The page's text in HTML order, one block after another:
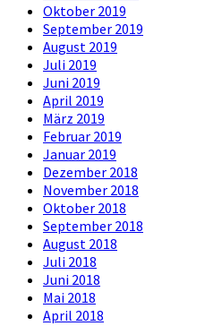
Oktober 2019
September 2019
August 2019
Juli 2019
Juni 2019
April 2019
März 2019
Februar 2019
Januar 2019
Dezember 2018
November 2018
Oktober 2018
September 2018
August 2018
Juli 2018
Juni 2018
Mai 2018
April 2018